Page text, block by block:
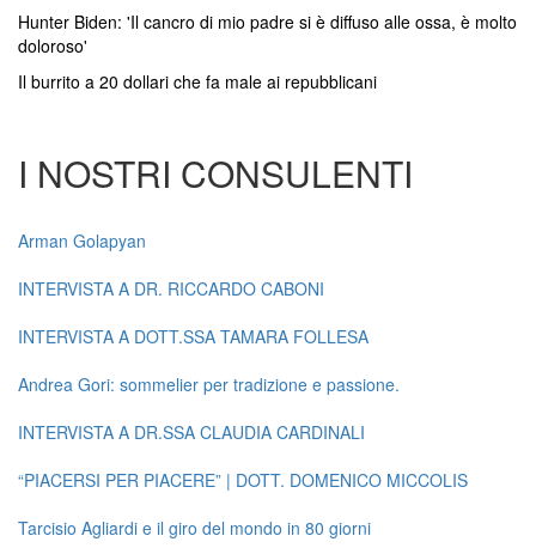
Hunter Biden: 'Il cancro di mio padre si è diffuso alle ossa, è molto
doloroso'
Il burrito a 20 dollari che fa male ai repubblicani
I NOSTRI CONSULENTI
Arman Golapyan
INTERVISTA A DR. RICCARDO CABONI
INTERVISTA A DOTT.SSA TAMARA FOLLESA
Andrea Gori: sommelier per tradizione e passione.
INTERVISTA A DR.SSA CLAUDIA CARDINALI
“PIACERSI PER PIACERE” | DOTT. DOMENICO MICCOLIS
Tarcisio Agliardi e il giro del mondo in 80 giorni